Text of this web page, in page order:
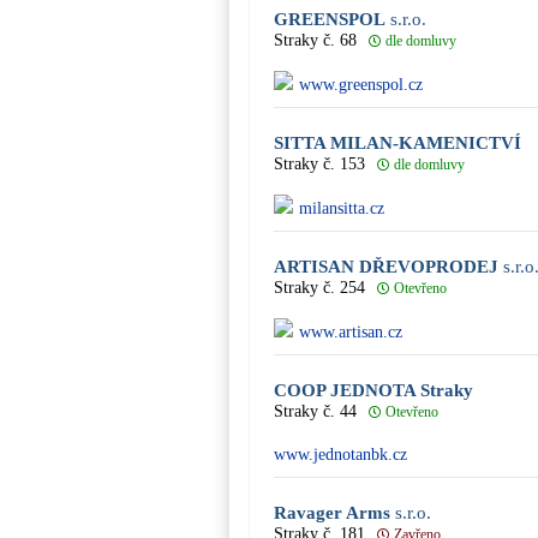
GREENSPOL s.r.o.
Straky č. 68 dle domluvy
www.greenspol.cz
SITTA MILAN-KAMENICTVÍ
Straky č. 153 dle domluvy
milansitta.cz
ARTISAN DŘEVOPRODEJ s.r.o.
Straky č. 254 Otevřeno
www.artisan.cz
COOP JEDNOTA Straky
Straky č. 44 Otevřeno
www.jednotanbk.cz
Ravager Arms s.r.o.
Straky č. 181